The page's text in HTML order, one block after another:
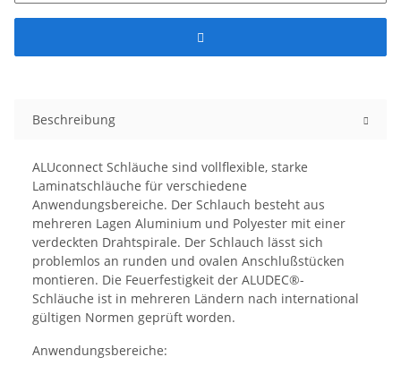
Beschreibung
ALUconnect Schläuche sind vollflexible, starke
Laminatschläuche für verschiedene
Anwendungsbereiche. Der Schlauch besteht aus
mehreren Lagen Aluminium und Polyester mit einer
verdeckten Drahtspirale. Der Schlauch lässt sich
problemlos an runden und ovalen Anschlußstücken
montieren. Die Feuerfestigkeit der ALUDEC®-
Schläuche ist in mehreren Ländern nach international
gültigen Normen geprüft worden.
Anwendungsbereiche: